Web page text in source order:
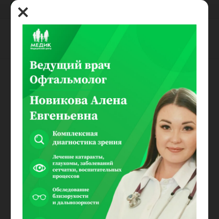
Лебедева Наталья
Владимировна
Специальность:
Врач стоматолог
Стаж работы по специальности с 1996 года.
Специализация